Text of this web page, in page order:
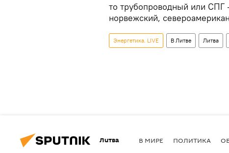
то трубопроводный или СПГ
норвежский,
Энергетика. LIVE В Литве Литва
Литва В МИРЕ ПОЛИТИКА